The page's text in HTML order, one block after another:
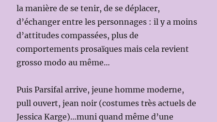
la manière de se tenir, de se déplacer,
d’échanger entre les personnages : il y a moins
d’attitudes compassées, plus de
comportements prosaïques mais cela revient
grosso modo au même…
Puis Parsifal arrive, jeune homme moderne,
pull ouvert, jean noir (costumes très actuels de
Jessica Karge)…muni quand même d’une